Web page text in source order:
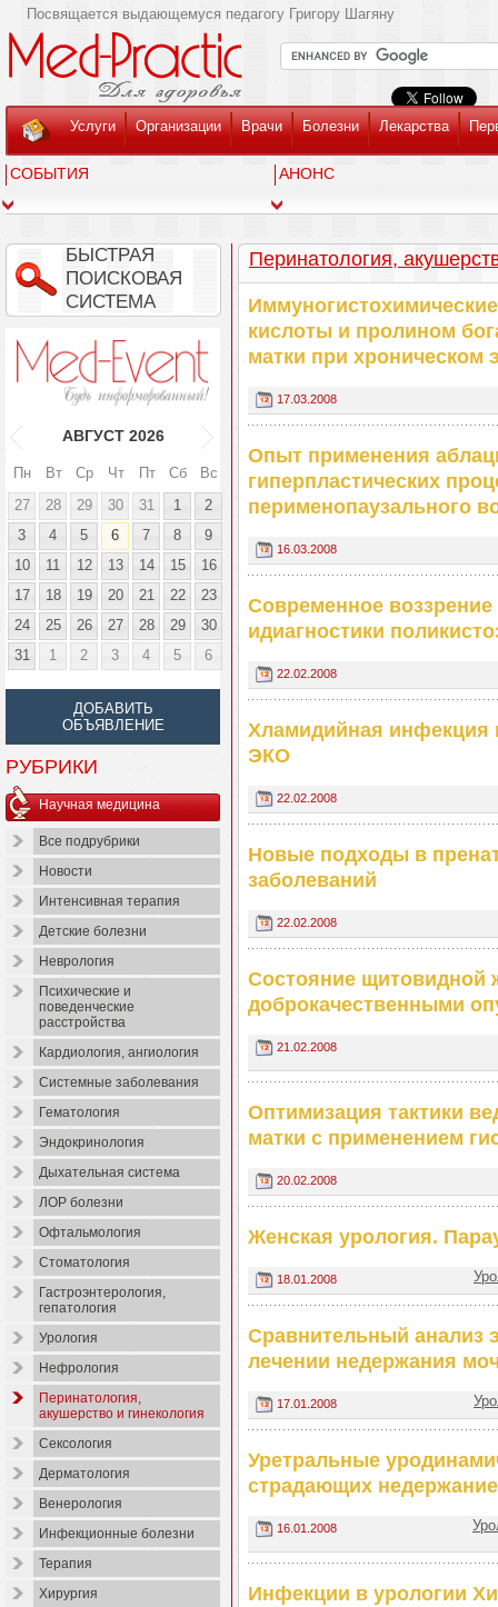
Посвящается выдающемуся педагогу Григору Шагяну
Услуги Организации Врачи Болезни Лекарства
СОБЫТИЯ АНОНС
БЫСТРАЯ
ПОИСКОВАЯ
СИСТЕМА
АВГУСТ 2026
Пн Вт Ср Чт Пт Сб
Вс
27
28 29 30 31 1
2
3
4 5 6 7 8
9
10
11 12 13 14 15
16
17
18 19 20 21 22
23
24
25 26 27 28 29
30
31
1 2 3 4 5 6
ДОБАВИТЬ
ОБЪЯВЛЕНИЕ
РУБРИКИ
Научная медицина
Все подрубрики
Новости
Интенсивная терапия
Детские болезни
Неврология
Психические и
поведенческие
расстройства
Кардиология, ангиология
Системные заболевания
Гематология
Эндокринология
Дыхательная система
ЛОР болезни
Офтальмология
Стоматология
Гастроэнтерология,
гепатология
Урология
Нефрология
Перинатология,
акушерство и гинекология
Сексология
Дерматология
Венерология
Инфекционные болезни
Терапия
Хирургия
Перинатология,
кислоты и пролином
матки при хроническом
17.03.2008
Опыт применения
гиперпластических
перименопаузального
16.03.2008
Современное воззрение
идиагностики
22.02.2008
Хламидийная инфекция
ЭКО
22.02.2008
Новые подходы в
заболеваний
22.02.2008
Состояние щитовидной
доброкачественными
21.02.2008
Оптимизация тактики
матки с применением
20.02.2008
Женская урология.
18.01.2008
Сравнительный анализ
лечении недержания
17.01.2008
Уретральные
страдающих
16.01.2008
Инфекции в урологии